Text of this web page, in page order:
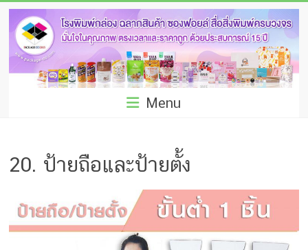
Skip
content
โรง
พิมพ์
กล่อง
ผลิต
ซอง
ฟอยล์
รับ
Menu
20. ป้ายถือและป้ายตั้ง